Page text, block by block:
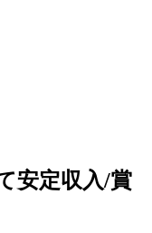
安定収入/賞